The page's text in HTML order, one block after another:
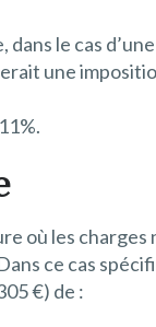
dans le cas
une
où les
ce cas
€) de :